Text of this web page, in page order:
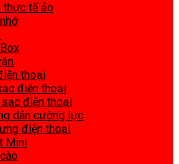
thực tế ảo
thoại
điện thoại
sạc điện thoại
dán cường lực
điện thoại
Mini